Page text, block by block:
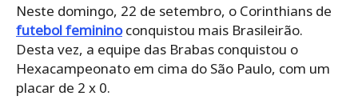
Neste domingo, 22 de setembro, o Corinthians de
futebol femininoconquistou mais Brasileirão.
Desta vez, a equipe das Brabas conquistou o
Hexacampeonato em cima do São Paulo, com um
placar de 2 x 0.